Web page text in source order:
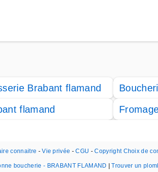
Brabant flamand
flamand
connaitre -Vie privée -CGU -Copyright Choix de
boucherie - BRABANT FLAMAND |Trouver un